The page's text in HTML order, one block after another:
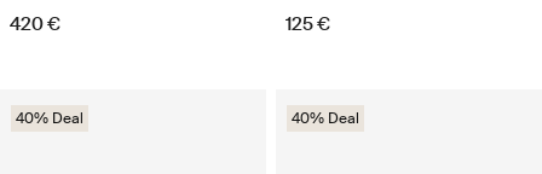
420 € 125 €
40% Deal 40% Deal